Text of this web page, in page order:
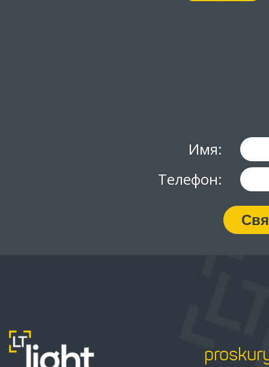
Имя:
Телефон: